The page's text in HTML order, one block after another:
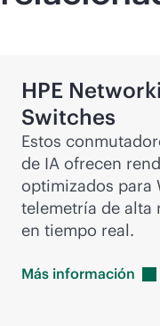
HPE
Switches
Estos
de IA ofrecen
optimizados para
telemetría de alta
en tiempo real.
Más información